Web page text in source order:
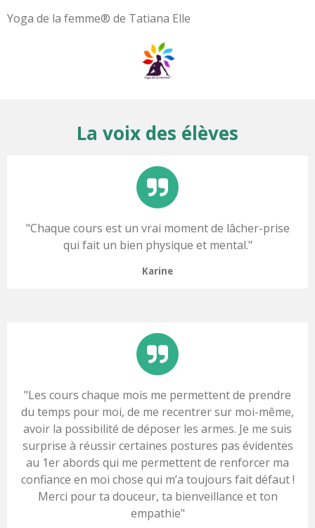
Yoga de la femme® de Tatiana Elle
La voix des élèves
"Chaque cours est un vrai moment de lâcher-prise
qui fait un bien physique et mental."
Karine
"Les cours chaque mois me permettent de prendre
du temps pour moi, de me recentrer sur moi-même,
avoir la possibilité de déposer les armes. Je me suis
surprise à réussir certaines postures pas évidentes
au 1er abords qui me permettent de renforcer ma
confiance en moi chose qui m’a toujours fait défaut !
Merci pour ta douceur, ta bienveillance et ton
empathie"